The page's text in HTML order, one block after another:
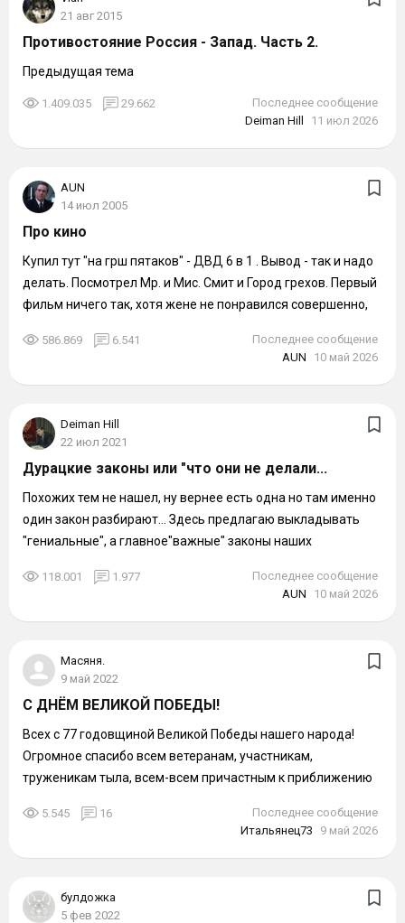
21 авг 2015
Противостояние Россия - Запад. Часть 2.
Предыдущая тема
1.409.035 29.662
Последнее сообщение
Deiman Hill
11 июл 2026
AUN
14 июл 2005
Про кино
Купил тут "на грш пятаков" - ДВД 6 в 1 . Вывод - так и надо
делать. Посмотрел Мр. и Мис. Смит и Город грехов. Первый
фильм ничего так, хотя жене не понравился совершенно,
586.869 6.541
Последнее сообщение
AUN
10 май 2026
Deiman Hill
22 июл 2021
Дурацкие законы или "что они не делали...
Похожих тем не нашел, ну вернее есть одна но там именно
один закон разбирают... Здесь предлагаю выкладывать
"гениальные", а главное"важные" законы наших
118.001 1.977
Последнее сообщение
AUN
10 май 2026
Масяня.
9 май 2022
С ДНЁМ ВЕЛИКОЙ ПОБЕДЫ!
Всех с 77 годовщиной Великой Победы нашего народа!
Огромное спасибо всем ветеранам, участникам,
труженикам тыла, всем-всем причастным к приближению
5.545 16
Последнее сообщение
Итальянец73
9 май 2026
булдожка
5 фев 2022